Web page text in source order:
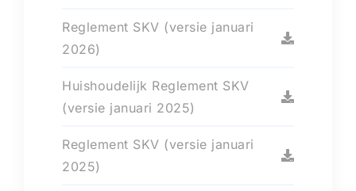
Reglement SKV (versie januari
2026)
Huishoudelijk Reglement SKV
(versie januari 2025)
Reglement SKV (versie januari
2025)